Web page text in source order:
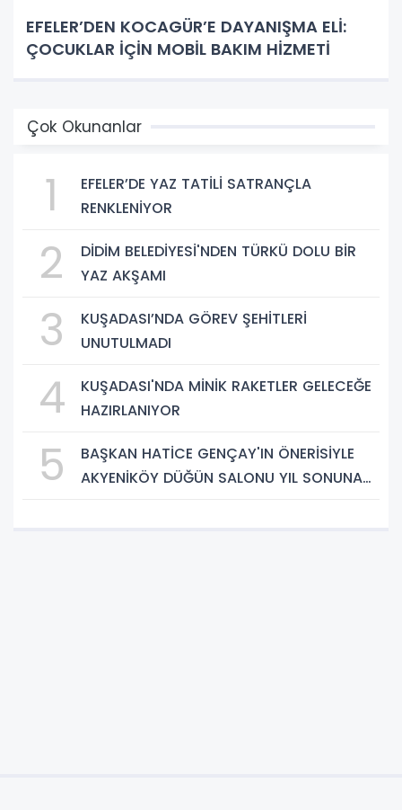
EFELER’DEN KOCAGÜR’E DAYANIŞMA ELİ:
ÇOCUKLAR İÇİN MOBİL BAKIM HİZMETİ
Çok Okunanlar
1
EFELER’DE YAZ TATİLİ SATRANÇLA
RENKLENİYOR
2
DİDİM BELEDİYESİ'NDEN TÜRKÜ DOLU BİR
YAZ AKŞAMI
3
KUŞADASI’NDA GÖREV ŞEHİTLERİ
UNUTULMADI
4
KUŞADASI'NDA MİNİK RAKETLER GELECEĞE
HAZIRLANIYOR
5
BAŞKAN HATİCE GENÇAY'IN ÖNERİSİYLE
AKYENİKÖY DÜĞÜN SALONU YIL SONUNA